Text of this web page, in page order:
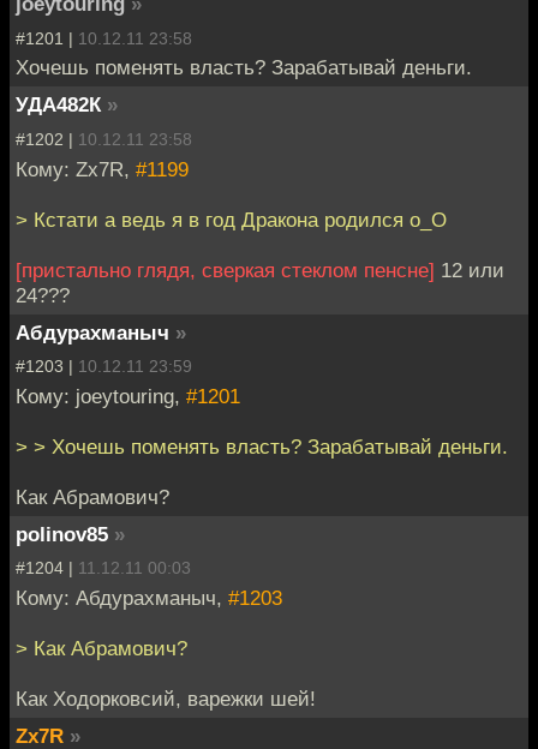
#1201 | 10.12.11 23:58
Хочешь поменять власть? Зарабатывай деньги.
УДА482К »
#1202 | 10.12.11 23:58
Кому: Zx7R, #1199
> Кстати а ведь я в год Дракона родился o_O
[пристально глядя, сверкая стеклом пенсне] 12 или
24???
Абдурахманыч »
#1203 | 10.12.11 23:59
Кому: joeytouring, #1201
> > Хочешь поменять власть? Зарабатывай деньги.
Как Абрамович?
polinov85 »
#1204 | 11.12.11 00:03
Кому: Абдурахманыч, #1203
> Как Абрамович?
Как Ходорковсий, варежки шей!
Zx7R »